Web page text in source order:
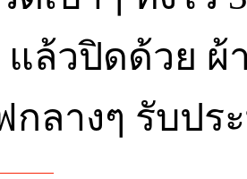
ล้วปิดด้วย ผ้
กลางๆ รับปร